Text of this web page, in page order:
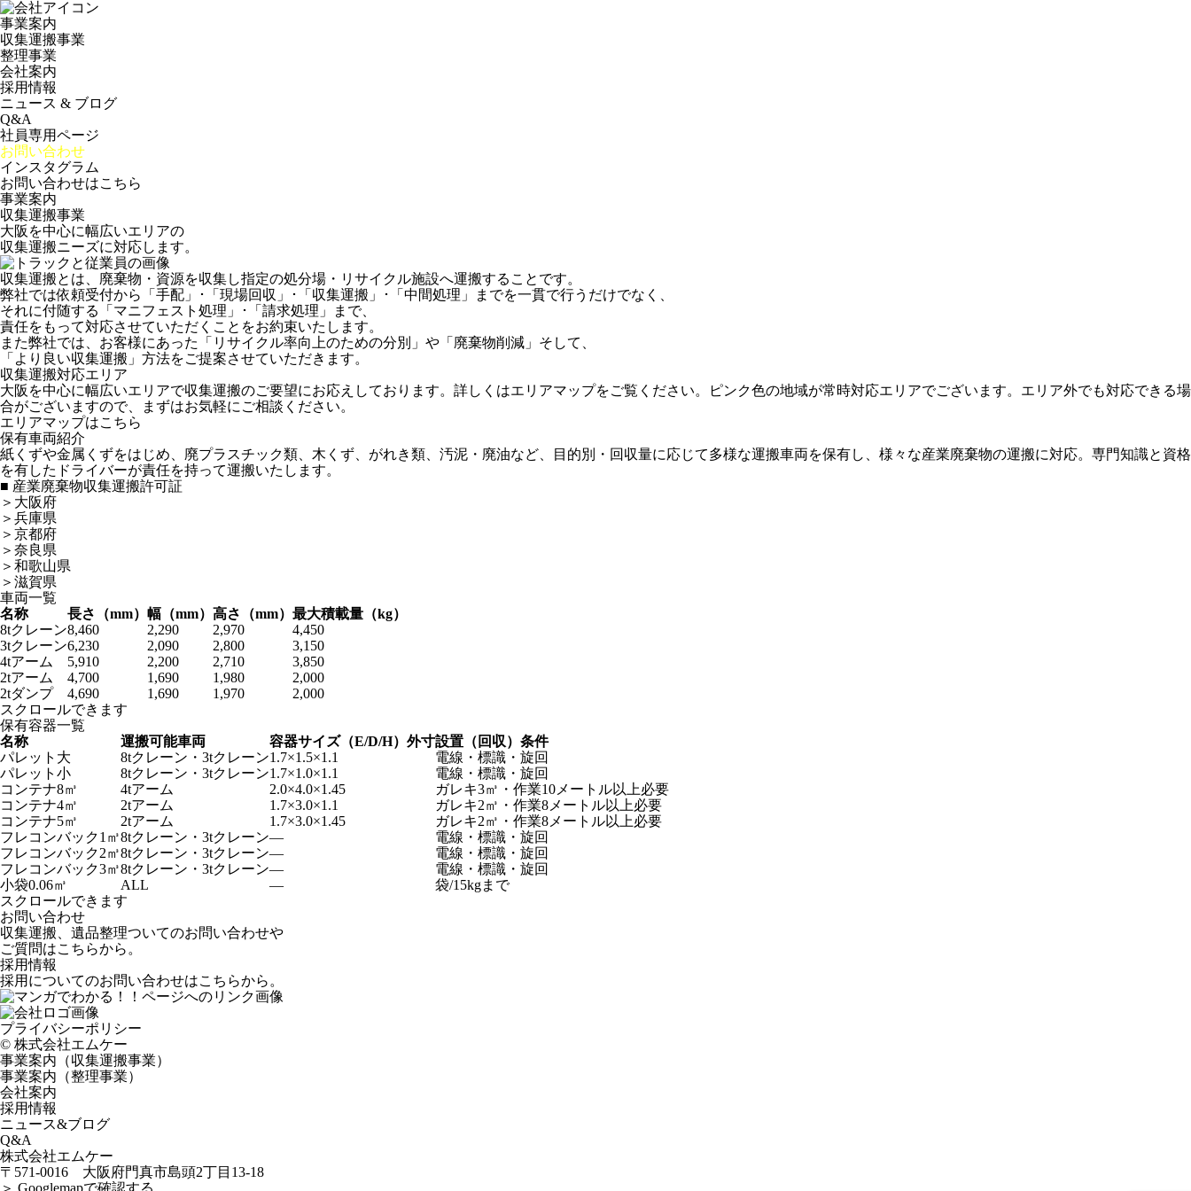
事業案内
収集運搬事業
整理事業
会社案内
採用情報
ニュース & ブログ
Q&A
社員専用ページ
お問い合わせ
インスタグラム
お問い合わせはこちら
事業案内
収集運搬事業
大阪を中心に幅広いエリアの
収集運搬ニーズに対応します。
収集運搬とは、廃棄物・資源を収集し指定の処分場・リサイクル施設へ運搬することです。
弊社では依頼受付から「手配」･「現場回収」･「収集運搬」･「中間処理」までを一貫で行うだけでなく、
それに付随する「マニフェスト処理」･「請求処理」まで、
責任をもって対応させていただくことをお約束いたします。
また弊社では、お客様にあった「リサイクル率向上のための分別」や「廃棄物削減」そして、
「より良い収集運搬」方法をご提案させていただきます。
収集運搬対応エリア
大阪を中心に幅広いエリアで収集運搬のご要望にお応えしております。詳しくはエリアマップをご覧ください。ピンク色の地域が常時対応エリアでございます。エリア外でも対応できる場
合がございますので、まずはお気軽にご相談ください。
エリアマップはこちら
保有車両紹介
紙くずや金属くずをはじめ、廃プラスチック類、木くず、がれき類、汚泥・廃油など、目的別・回収量に応じて多様な運搬車両を保有し、様々な産業廃棄物の運搬に対応。専門知識と資格
を有したドライバーが責任を持って運搬いたします。
■ 産業廃棄物収集運搬許可証
＞大阪府
＞兵庫県
＞京都府
＞奈良県
＞和歌山県
＞滋賀県
車両一覧
名称
長さ（mm） 幅（mm） 高さ（mm） 最大積載量（kg）
8tクレーン8,460 2,290 2,970
4,450
3tクレーン6,230 2,090 2,800
3,150
4tアーム
5,910 2,200 2,710
3,850
2tアーム
4,700 1,690 1,980
2,000
2tダンプ
4,690 1,690 1,970
2,000
スクロールできます
保有容器一覧
名称
運搬可能車両 容器サイズ（E/D/H）外寸設置（回収）条件
パレット大
8tクレーン・3tクレーン1.7×1.5×1.1
電線・標識・旋回
パレット小
8tクレーン・3tクレーン1.7×1.0×1.1
電線・標識・旋回
コンテナ8㎥
4tアーム 2.0×4.0×1.45
ガレキ3㎥・作業10メートル以上必要
コンテナ4㎥
2tアーム 1.7×3.0×1.1
ガレキ2㎥・作業8メートル以上必要
コンテナ5㎥
2tアーム 1.7×3.0×1.45
ガレキ2㎥・作業8メートル以上必要
フレコンバック1㎥8tクレーン・3tクレーン―
電線・標識・旋回
フレコンバック2㎥8tクレーン・3tクレーン―
電線・標識・旋回
フレコンバック3㎥8tクレーン・3tクレーン―
電線・標識・旋回
小袋0.06㎥
ALL ―
袋/15kgまで
スクロールできます
お問い合わせ
収集運搬、遺品整理ついてのお問い合わせや
ご質問はこちらから。
採用情報
採用についてのお問い合わせはこちらから。
プライバシーポリシー
©️ 株式会社エムケー
事業案内（収集運搬事業）
事業案内（整理事業）
会社案内
採用情報
ニュース&ブログ
Q&A
株式会社エムケー
〒571-0016 大阪府門真市島頭2丁目13-18
＞ Googlemapで確認する